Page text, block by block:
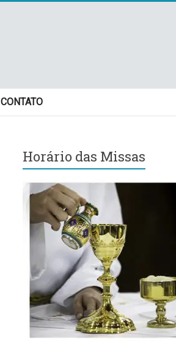
CONTATO
Horário das Missas